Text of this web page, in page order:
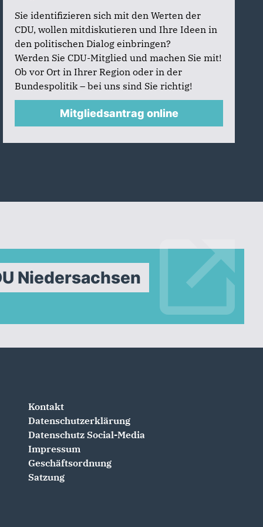
Sie identifizieren sich mit den Werten der
CDU, wollen mitdiskutieren und Ihre Ideen in
den politischen Dialog einbringen?
Werden Sie CDU-Mitglied und machen Sie mit!
Ob vor Ort in Ihrer Region oder in der
Bundespolitik – bei uns sind Sie richtig!
Mitgliedsantrag online
Niedersachsen
Kontakt
Datenschutzerklärung
Datenschutz Social-Media
Impressum
Geschäftsordnung
Satzung